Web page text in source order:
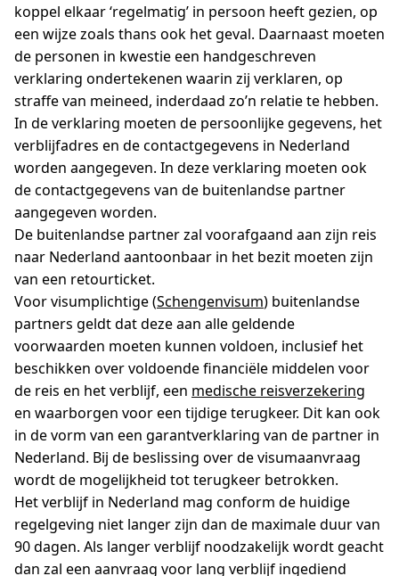
koppel elkaar ‘regelmatig’ in persoon heeft gezien, op
een wijze zoals thans ook het geval. Daarnaast moeten
de personen in kwestie een handgeschreven
verklaring ondertekenen waarin zij verklaren, op
straffe van meineed, inderdaad zo’n relatie te hebben.
In de verklaring moeten de persoonlijke gegevens, het
verblijfadres en de contactgegevens in Nederland
worden aangegeven. In deze verklaring moeten ook
de contactgegevens van de buitenlandse partner
aangegeven worden.
De buitenlandse partner zal voorafgaand aan zijn reis
naar Nederland aantoonbaar in het bezit moeten zijn
van een retourticket.
Voor visumplichtige (Schengenvisum) buitenlandse
partners geldt dat deze aan alle geldende
voorwaarden moeten kunnen voldoen, inclusief het
beschikken over voldoende financiële middelen voor
de reis en het verblijf, een medische reisverzekering
en waarborgen voor een tijdige terugkeer. Dit kan ook
in de vorm van een garantverklaring van de partner in
Nederland. Bij de beslissing over de visumaanvraag
wordt de mogelijkheid tot terugkeer betrokken.
Het verblijf in Nederland mag conform de huidige
regelgeving niet langer zijn dan de maximale duur van
90 dagen. Als langer verblijf noodzakelijk wordt geacht
dan zal een aanvraag voor lang verblijf ingediend